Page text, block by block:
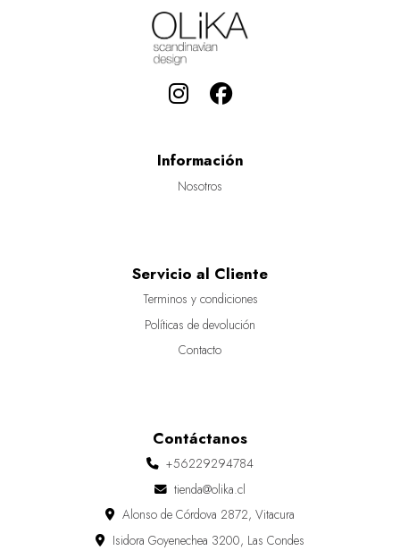
Información
Nosotros
Servicio al Cliente
Terminos y condiciones
Políticas de devolución
Contacto
Contáctanos
+56229294784
tienda@olika.cl
Alonso de Córdova 2872, Vitacura
Isidora Goyenechea 3200, Las Condes